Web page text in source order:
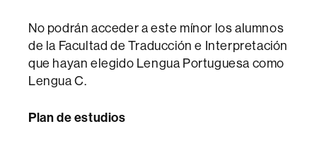
No podrán acceder a este mínor los alumnos
de la Facultad de Traducción e Interpretación
que hayan elegido Lengua Portuguesa como
Lengua C.
Plan de estudios